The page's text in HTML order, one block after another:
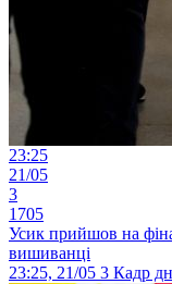
23:25
21/05
3
1705
Усик прийшов на
вишиванці
23:25, 21/05 3 Кадр